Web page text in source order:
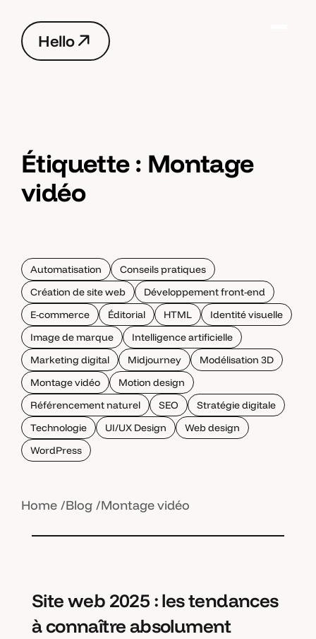
Hello
Hello
Étiquette : Montage
vidéo
Automatisation
Conseils pratiques
Création de site web
Développement front-end
E-commerce
Éditorial HTML
Identité visuelle
Image de marque
Intelligence artificielle
Marketing digital
Midjourney
Modélisation 3D
Montage vidéo
Motion design
Référencement naturel
SEO
Stratégie digitale
Technologie
UI/UX Design
Web design
WordPress
Home Blog Montage vidéo
Site web 2025 : les tendances
à connaître absolument